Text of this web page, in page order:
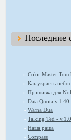
Последние
» Color Master
» Как украсть
» Прошивка для
» Data Quota v.1.40
» Warna Dua
» Talking Ted -
» Наша раша
» Compass